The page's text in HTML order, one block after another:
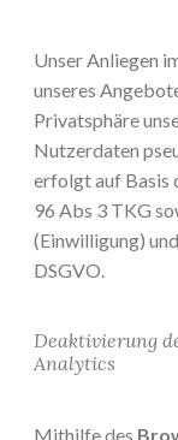
Unser Anliegen
unseres
Privatsphäre
Nutzerdaten
erfolgt auf Basis
96 Abs 3 TKG
(Einwilligung)
DSGVO.
Deaktivierung
Analytics
Mithilfe des